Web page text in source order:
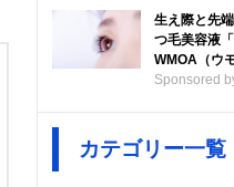
生え際と先
つ毛美容液
WMOA（ウ
Sponsored
カテゴリー一覧